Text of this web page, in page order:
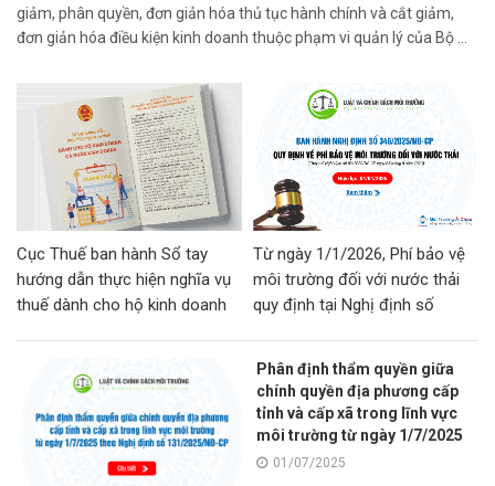
giảm, phân quyền, đơn giản hóa thủ tục hành chính và cắt giảm,
đơn giản hóa điều kiện kinh doanh thuộc phạm vi quản lý của Bộ ...
Cục Thuế ban hành Sổ tay
hướng dẫn thực hiện nghĩa vụ
thuế dành cho hộ kinh doanh
Từ ngày 1/1/2026, Phí bảo vệ
môi trường đối với nước thải
quy định tại Nghị định số
Phân định thẩm quyền giữa
chính quyền địa phương cấp
tỉnh và cấp xã trong lĩnh vực
môi trường từ ngày 1/7/2025
theo Nghị định số
01/07/2025